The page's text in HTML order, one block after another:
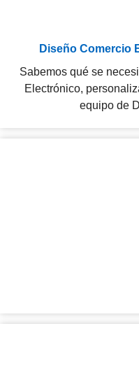
Diseño Comercio
Sabemos qué se
Electrónico,
equipo de